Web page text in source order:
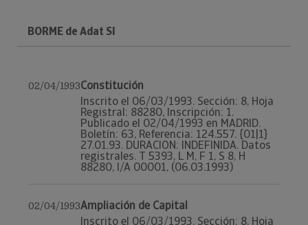
BORME de Adat Sl
02/04/1993Constitución
Inscrito el 06/03/1993. Sección: 8, Hoja
Registral: 88280, Inscripción: 1.
Publicado el 02/04/1993 en MADRID.
Boletín: 63, Referencia: 124.557. {01|1}
27.01.93. DURACION: INDEFINIDA. Datos
registrales. T 5393, L M, F 1, S 8, H
88280, I/A 00001, (06.03.1993)
02/04/1993Ampliación de Capital
Inscrito el 06/03/1993. Sección: 8, Hoja